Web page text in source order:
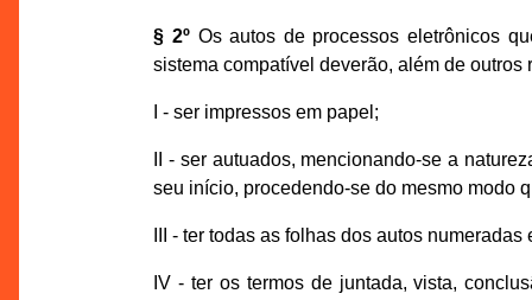
§ 2ºOs autos de processos eletrônicos
sistema compatível deverão, além de
I - ser impressos em papel;
II - ser autuados, mencionando-se a
seu início, procedendo-se do mesmo modo
III - ter todas as folhas dos autos
IV - ter os termos de juntada, vista,